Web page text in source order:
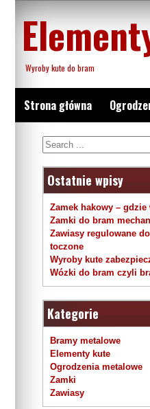
content
Wyroby kute do bram
Strona główna
Search
Ostatnie wpisy
Zamek hakowy – gdzie
Zamki do bram
Zawiasy regulowane
toczone
Wyroby kute
Wózki do bram czyli
Kategorie
Bramy metalowe
Elementy kute
Ogrodzenia metalowe
Zamki
Zawiasy